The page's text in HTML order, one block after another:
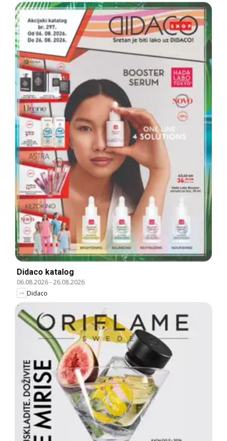
Didaco katalog
06.08.2026-26.08.2026
Didaco